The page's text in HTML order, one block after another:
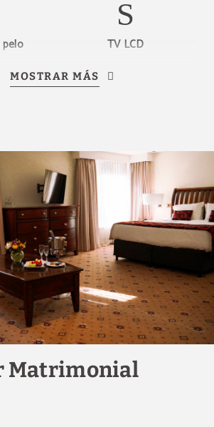
TV LCD
MOSTRAR MÁS
Matrimonial
ofertas
VER OFERTAS
RESERVAR